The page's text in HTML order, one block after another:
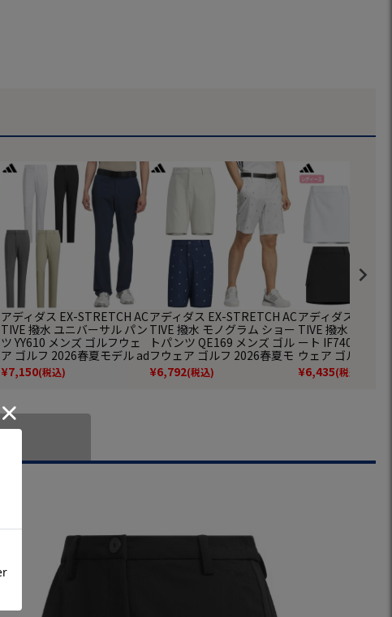
アディダス EX-STRETCH AC
TIVE 撥水 ユニバーサル パン
ツ YY610 メンズ ゴルフウェ
ア ゴルフ 2026春夏モデル ad
idas 日本正規品
¥7,150(税込)
アディダス EX-STRETCH AC
TIVE 撥水 モノグラム ショー
トパンツ QE169 メンズ ゴル
フウェア ゴルフ 2026春夏モ
デル adidas 日本正規品
¥6,792(税込)
アディダス EX-
TIVE 撥水 ユニバ
ート IF740 レデ
ウェア ゴルフ
ル adidas 日本正
¥6,435(税込)